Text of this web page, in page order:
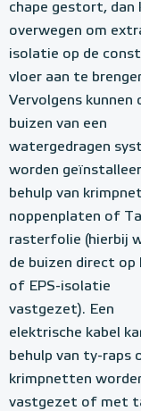
chape gestort, dan
overwegen om
isolatie op de
vloer aan te
Vervolgens kunnen
buizen van een
watergedragen
worden
behulp van
noppenplaten of
rasterfolie (hierbij
de buizen direct op
of EPS-isolatie
vastgezet). Een
elektrische kabel
behulp van ty-raps
krimpnetten
vastgezet of met